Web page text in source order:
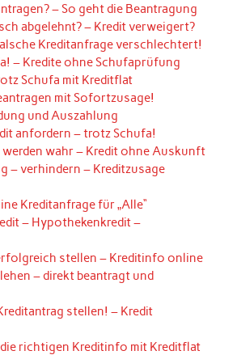
– So geht die Beantragung
abgelehnt? – Kredit verweigert?
Kreditanfrage verschlechtert!
– Kredite ohne Schufaprüfung
Schufa mit Kreditflat
mit Sofortzusage!
und Auszahlung
anfordern – trotz Schufa!
wahr – Kredit ohne Auskunft
– verhindern – Kreditzusage
Kreditanfrage für „Alle“
– Hypothekenkredit –
stellen – Kreditinfo online
– direkt beantragt und
stellen! – Kredit
richtigen Kreditinfo mit Kreditflat